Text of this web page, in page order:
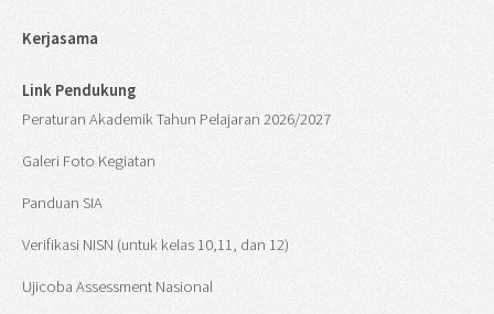
Kerjasama
Link Pendukung
Peraturan Akademik Tahun Pelajaran 2026/2027
Galeri Foto Kegiatan
Panduan SIA
Verifikasi NISN (untuk kelas 10,11, dan 12)
Ujicoba Assessment Nasional